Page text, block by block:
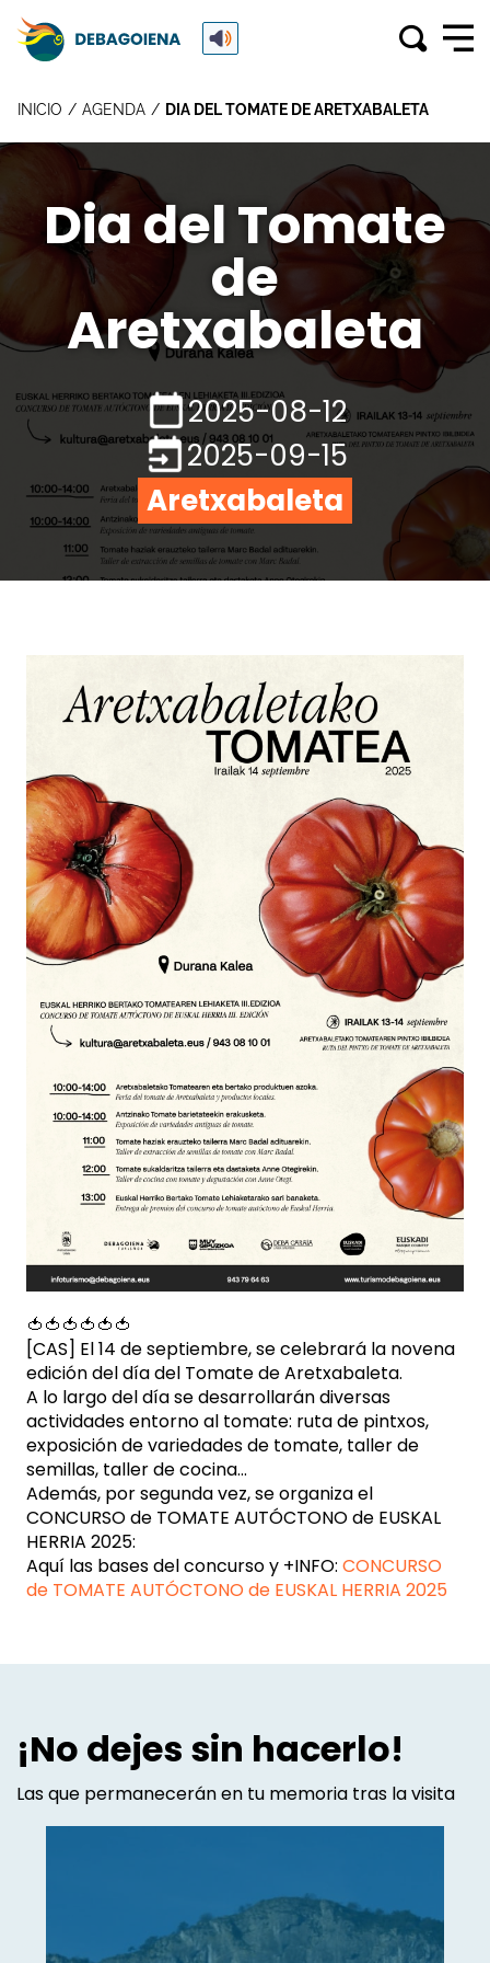
INICIO AGENDA DIA DEL TOMATE DE ARETXABALETA
Dia del Tomate
de
Aretxabaleta
2025-08-12
2025-09-15
Aretxabaleta
🍅🍅🍅🍅🍅🍅
[CAS] El 14 de septiembre, se celebrará la novena
edición del día del Tomate de Aretxabaleta.
A lo largo del día se desarrollarán diversas
actividades entorno al tomate: ruta de pintxos,
exposición de variedades de tomate, taller de
semillas, taller de cocina...
Además, por segunda vez, se organiza el
CONCURSO de TOMATE AUTÓCTONO de EUSKAL
HERRIA 2025:
Aquí las bases del concurso y +INFO: CONCURSO
de TOMATE AUTÓCTONO de EUSKAL HERRIA 2025
¡No dejes sin hacerlo!
Las que permanecerán en tu memoria tras la visita